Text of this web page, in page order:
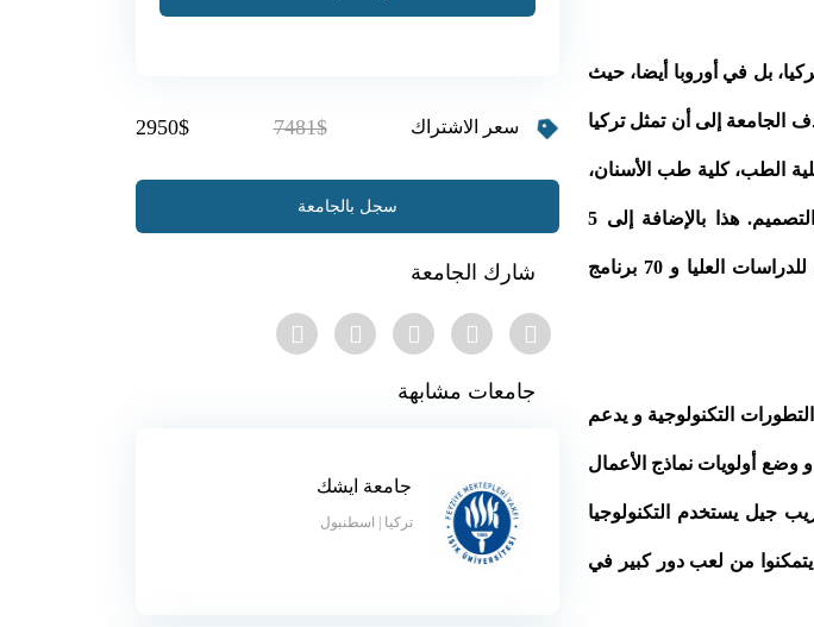
بل في أوروبا أيضا، حيث
الجامعة إلى أن تمثل تركيا
و طاقمها الأكاديمي و ذلك من خلال ضمها 5 كليات: كلية الطب، كلية طب الأسنان،
كلية الهندسة والعمارة، كلية الاقتصاد والعلوم الإدارية والاجتماعية وكلية الفنون والتصميم. هذا بالإضافة إلى 5
مدارس و معهد للدراسات العليا. تقدم من خلالهم 54 برنامج بكالوريوس، 45 برنامج للدراسات العليا و 70 برنامج
التكنولوجية و يدعم
وضع أولويات نماذج الأعمال
جيل يستخدم التكنولوجيا
يتمكنوا من لعب دور كبير في
سعر الاشتراك 7481$
2950$
سجل بالجامعة
شارك الجامعة
جامعات مشابهة
جامعة ايشك
تركيا | اسطنبول